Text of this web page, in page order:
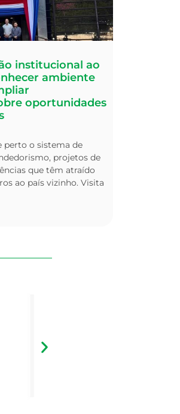
institucional ao
ambiente
oportunidades
perto o sistema de
projetos de
que têm atraído
ao país vizinho. Visita